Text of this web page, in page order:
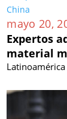
mayo 20,
Expertos
material
Latinoamérica